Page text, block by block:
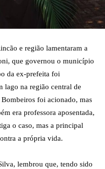
e região lamentaram a
que governou o município
da ex-prefeita foi
lago na região central de
foi acionado, mas
era professora aposentada,
o caso, mas a principal
a própria vida.
lembrou que, tendo sido